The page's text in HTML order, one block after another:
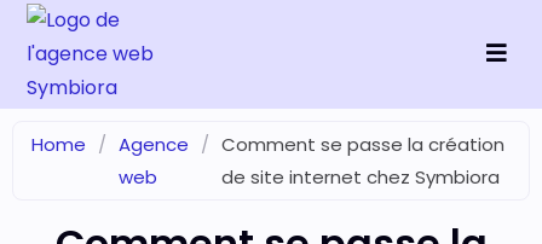
Home / Agence
web
/ Comment se passe la création
de site internet chez Symbiora